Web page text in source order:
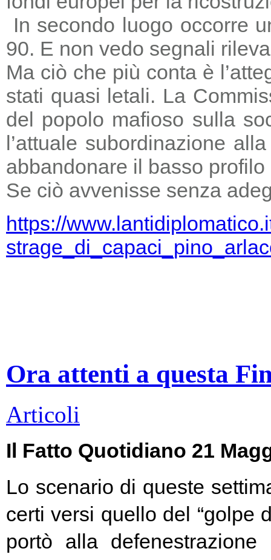
In secondo luogo occorre
90. E non vedo segnali
Ma ciò che più conta è
stati quasi letali. La
del popolo mafioso sulla
l’attuale subordinazione
abbandonare il basso
Se ciò avvenisse senza
https://
Ora attenti a questa
Articoli
Il Fatto Quotidiano 21
Lo scenario di queste
certi versi quello del “golpe
portò alla